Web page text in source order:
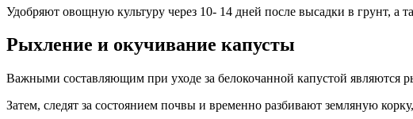
Удобряют овощную культуру через 10- 14 дней после высадки в грунт, а
Рыхление и окучивание капусты
Важными составляющим при уходе за белокочанной капустой являются
Затем, следят за состоянием почвы и временно разбивают земляную